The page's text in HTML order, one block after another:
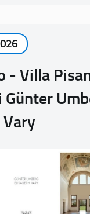
- Villa
Günter
Vary